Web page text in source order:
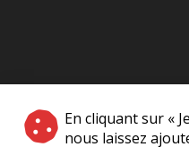
En cliquant sur «
nous laissez
NOS